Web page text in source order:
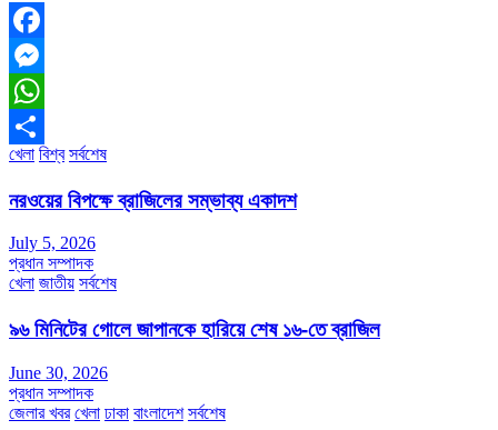
Facebook
Messenger
WhatsApp
Share
খেলা বিশ্ব সর্বশেষ
নরওয়ের বিপক্ষে ব্রাজিলের সম্ভাব্য একাদশ
July 5, 2026
প্রধান সম্পাদক
খেলা জাতীয় সর্বশেষ
৯৬ মিনিটের গোলে জাপানকে হারিয়ে শেষ ১৬-তে ব্রাজিল
June 30, 2026
প্রধান সম্পাদক
জেলার খবর খেলা ঢাকা বাংলাদেশ সর্বশেষ